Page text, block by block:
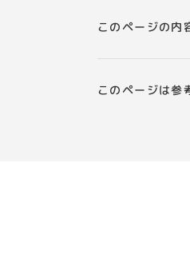
このページの内
このページは参